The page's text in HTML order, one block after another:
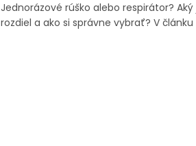
Jednorázové rúško alebo respirátor?
rozdiel a ako si správne vybrať? V článku